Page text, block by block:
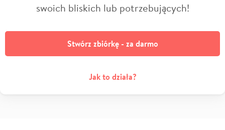
swoich bliskich lub potrzebujących!
Stwórz zbiórkę - za darmo
Jak to działa?